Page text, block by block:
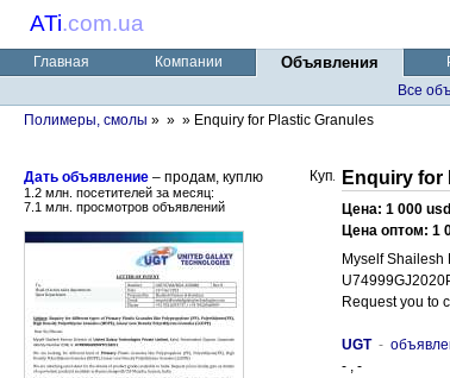
ATi.com.ua
Главная Компании Объявления
Все
Полимеры, смолы » » » Enquiry for Plastic Granules
Дать объявление – продам, куплю
1.2 млн. посетителей за месяц:
7.1 млн. просмотров объявлений
Enquiry for
Цена: 1 000 usd
Цена оптом: 1
Myself Shailesh
Request you to
UGT -
- , -